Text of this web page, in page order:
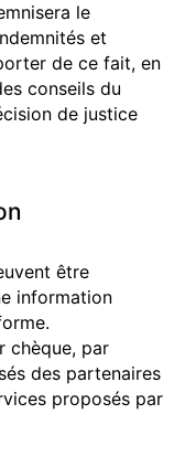
le
et
de ce fait, en
conseils du
de justice
être
information
chèque, par
des partenaires
proposés par